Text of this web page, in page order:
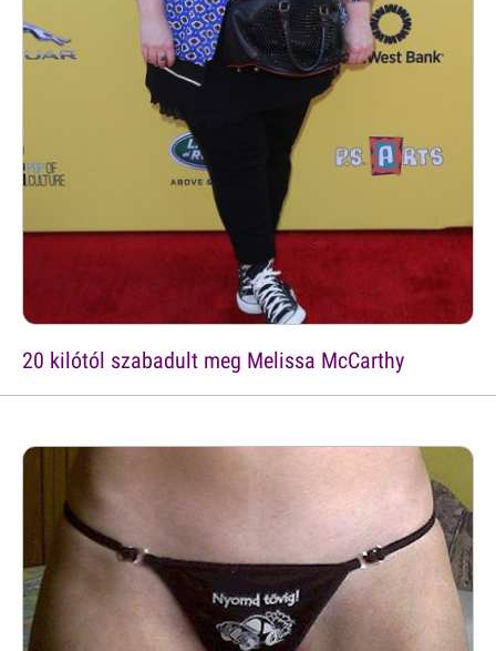
20 kilótól szabadult meg Melissa McCarthy